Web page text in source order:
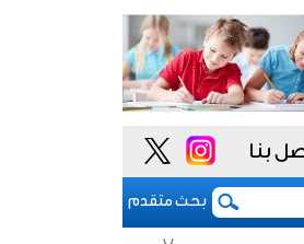
بنا
بحث متقدم
السعودية أدوات أكثر مرونة